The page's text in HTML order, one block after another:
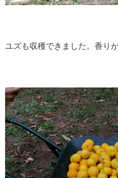
ユズも収穫できました。香り